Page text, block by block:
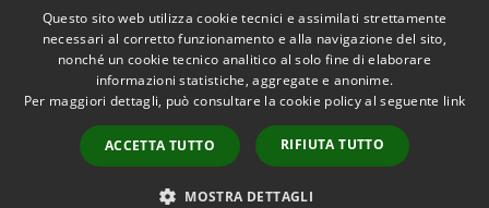
RSS
Accessibility
Copyright © 2026 • Town of •
Municipium
Admin access
Questo sito web utilizza cookie tecnici e assimilati strettamente
necessari al corretto funzionamento e alla navigazione del sito,
nonché un cookie tecnico analitico al solo fine di elaborare
informazioni statistiche, aggregate e anonime.
Per maggiori dettagli, può consultare la cookie policy al seguente link
ACCETTA TUTTO RIFIUTA TUTTO
MOSTRA DETTAGLI